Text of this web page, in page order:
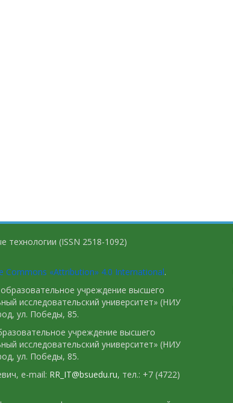
технологии (ISSN 2518-1092)
Commons «Attribution» 4.0 International.
учреждение высшего
исследовательский университет» (НИУ
ул. Победы, 85.
учреждение высшего
исследовательский университет» (НИУ
ул. Победы, 85.
e-mail: RR_IT@bsuedu.ru, тел.: +7 (4722)